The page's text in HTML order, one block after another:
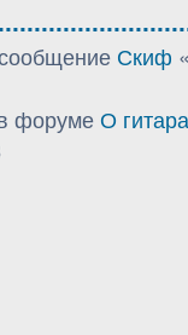
Скиф «
форуме О